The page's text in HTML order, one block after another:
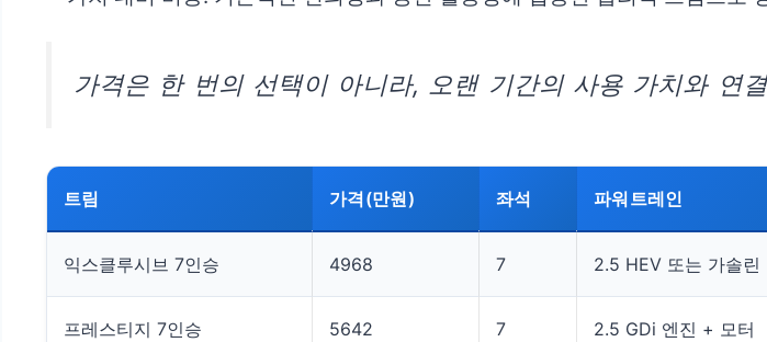
가격은 한 번의 선택이 아니라, 오랜 기간의 사용 가치와 연
트림 가격(만원) 좌석 파워트레인
익스클루시브 7인승 4968 7 2.5 HEV 또는 가솔린
프레스티지 7인승 5642 7 2.5 GDi 엔진 + 모터